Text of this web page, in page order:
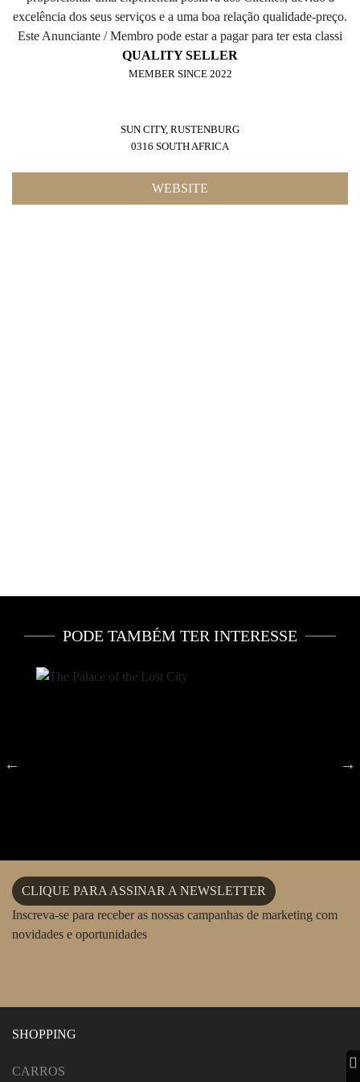
QUALITY SELLER
MEMBER SINCE 2022
SUN CITY, RUSTENBURG
0316 SOUTH AFRICA
WEBSITE
PODE TAMBÉM TER INTERESSE
CLIQUE PARA ASSINAR A NEWSLETTER
Inscreva-se para receber as nossas campanhas de marketing com
novidades e oportunidades
SHOPPING
CARROS